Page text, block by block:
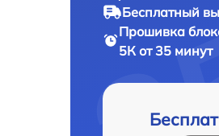
Бесплатный
Прошивка
5К от 35 минут